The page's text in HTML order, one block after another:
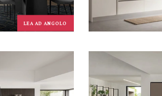
LEA AD ANGOLO